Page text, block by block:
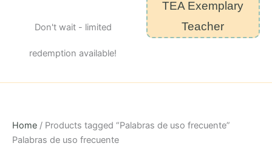
Don't wait - limited
redemption available!
TEA Exemplary
Teacher
Home / Products tagged “Palabras de uso frecuente”
Palabras de uso frecuente